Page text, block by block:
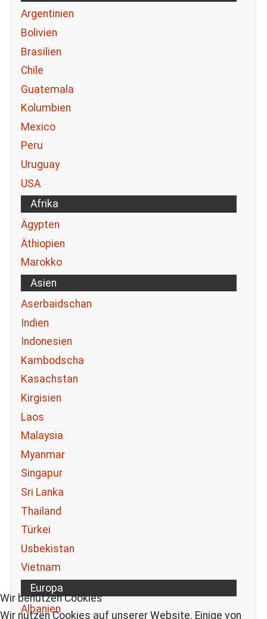
Argentinien
Bolivien
Brasilien
Chile
Guatemala
Kolumbien
Mexico
Peru
Uruguay
USA
Afrika
Ägypten
Äthiopien
Marokko
Asien
Aserbaidschan
Indien
Indonesien
Kambodscha
Kasachstan
Kirgisien
Laos
Malaysia
Myanmar
Singapur
Sri Lanka
Thailand
Türkei
Usbekistan
Vietnam
Europa
Albanien
Wir benutzen Cookies
Wir nutzen Cookies auf unserer Website. Einige von